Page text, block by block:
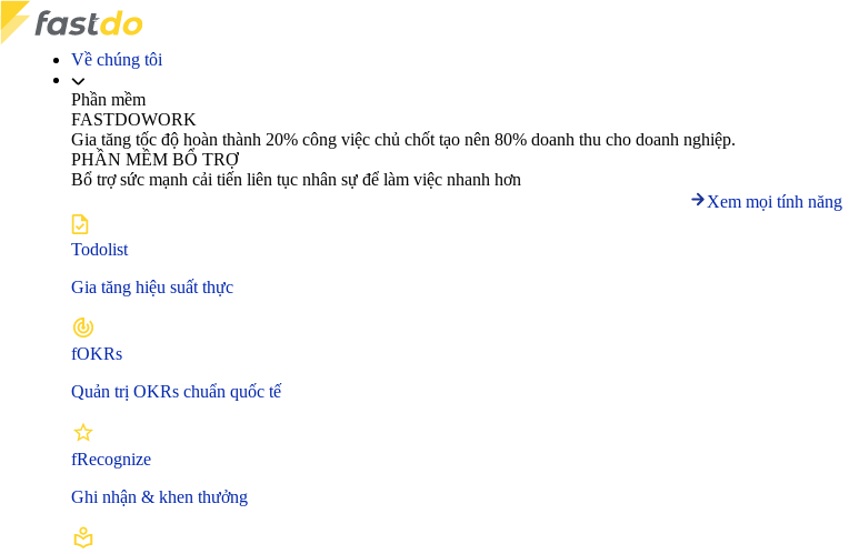
Về chúng tôi
Phần mềm
FASTDOWORK
Gia tăng tốc độ hoàn thành 20% công việc chủ chốt tạo nên 80% doanh thu cho doanh nghiệp.
PHẦN MỀM BỔ TRỢ
Bổ trợ sức mạnh cải tiến liên tục nhân sự để làm việc nhanh hơn
Xem mọi tính năng
Todolist
Gia tăng hiệu suất thực
fOKRs
Quản trị OKRs chuẩn quốc tế
fRecognize
Ghi nhận & khen thưởng